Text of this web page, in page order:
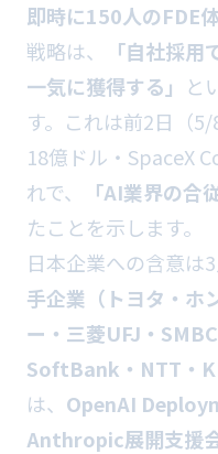
即時に150人のFDE
戦略は、
「自社採
一気に獲得する」
と
す。これは前2日（
18億ドル・SpaceX
れで、
「AI業界の合
たことを示します。
日本企業への含意は3
手企業（トヨタ・ホ
ー・三菱UFJ・
SoftBank・NTT・
は、 OpenAI
Anthropic展開支援